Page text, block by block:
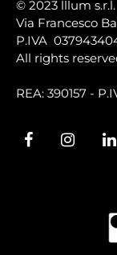
© 2023 lllum s.r.l.
Via Francesco
P.IVA
All rights
REA: 390157 -